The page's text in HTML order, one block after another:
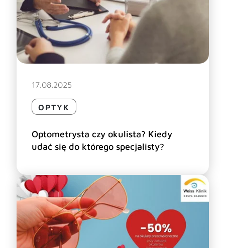
17.08.2025
OPTYK
Optometrysta czy okulista? Kiedy
udać się do którego specjalisty?